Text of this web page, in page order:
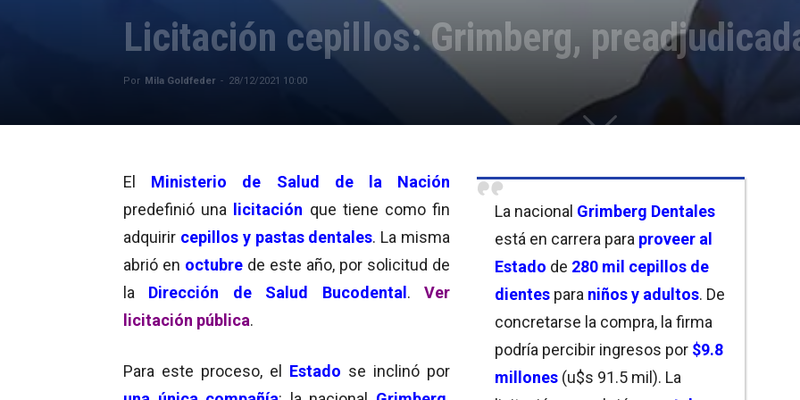
Licitación cepillos: Grimberg,
Por Mila Goldfeder - 28/12/2021 10:00
La nacional Grimberg Dentales
está en carrera para proveer al
Estado de 280 mil cepillos de
dientes para niños y adultos. De
concretarse la compra, la firma
podría percibir ingresos por $9.8
millones (u$s 91.5 mil). La
El Ministerio de Salud de la Nación
predefinió una licitación que tiene como fin
adquirir cepillos y pastas dentales. La misma
abrió en octubre de este año, por solicitud de
la Dirección de Salud Bucodental.Ver
licitación pública.
Para este proceso, el Estado se inclinó por